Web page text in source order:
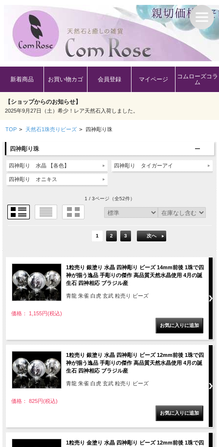
新着商品 お買い物カゴ 会員登録 マイページ
コムローズコラ
ム
【ショップからのお知らせ】
2025年9月27日（土）希少！レア天然石入荷しました。
TOP > 天然石1珠売りビーズ > 四神彫り珠
四神彫り珠
四神彫り 水晶 【各色】
四神彫り オニキス
四神彫り タイガーアイ
1 / 3ページ（全52件）
1 2 3 次へ
1粒売り 銀塗り 水晶 四神彫り ビーズ 14mm前後 1珠で四
神が揃う逸品 手彫りの傑作 高品質天然水晶使用 4月の誕
生石 四神相応 ブラジル産
青龍 朱雀 白虎 玄武 粒売り ビーズ
価格： 1,155円(税込)
1粒売り 銀塗り 水晶 四神彫り ビーズ 12mm前後 1珠で四
神が揃う逸品 手彫りの傑作 高品質天然水晶使用 4月の誕
生石 四神相応 ブラジル産
青龍 朱雀 白虎 玄武 粒売り ビーズ
価格： 825円(税込)
1粒売り 金塗り 水晶 四神彫り ビーズ 12mm前後 1珠で四